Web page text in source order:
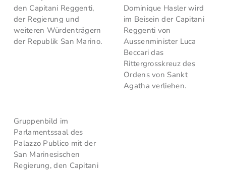
den Capitani Reggenti,
der Regierung und
weiteren Würdenträgern
der Republik San Marino.
Dominique Hasler wird
im Beisein der Capitani
Reggenti von
Aussenminister Luca
Beccari das
Rittergrosskreuz des
Ordens von Sankt
Agatha verliehen.
Gruppenbild im
Parlamentssaal des
Palazzo Publico mit der
San Marinesischen
Regierung, den Capitani